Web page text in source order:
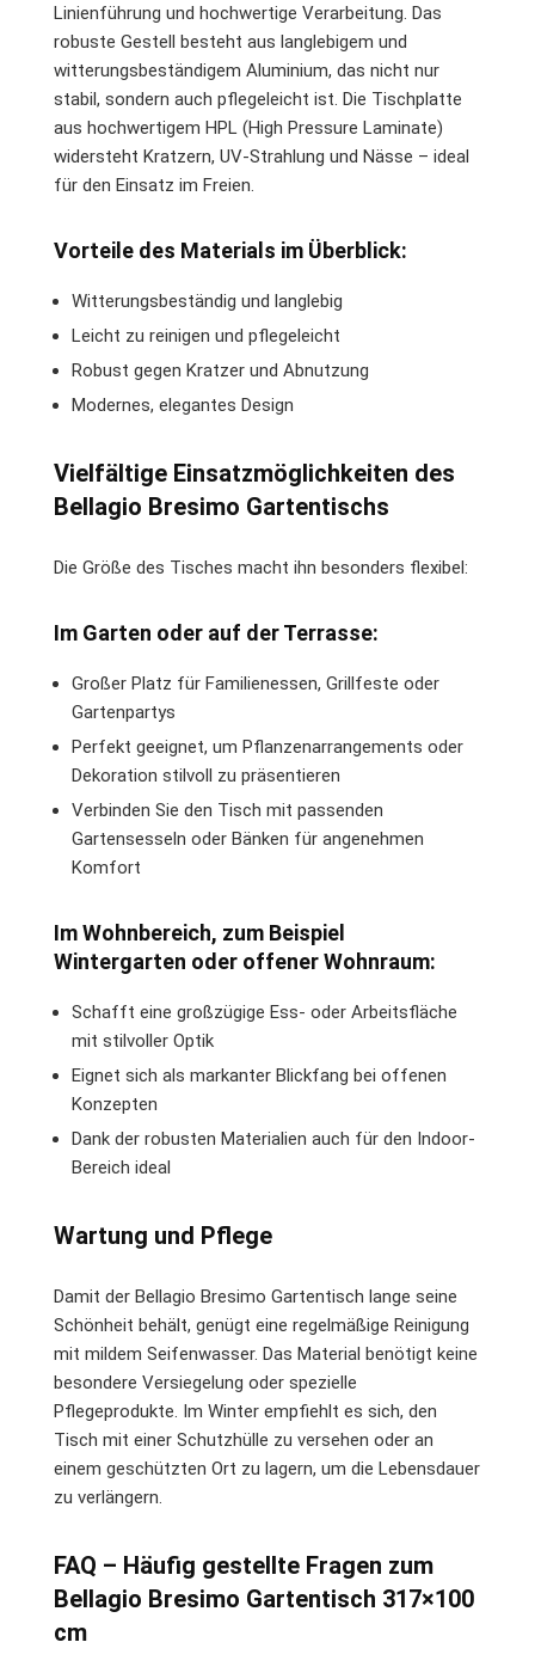
Linienführung und hochwertige Verarbeitung. Das
robuste Gestell besteht aus langlebigem und
witterungsbeständigem Aluminium, das nicht nur
stabil, sondern auch pflegeleicht ist. Die Tischplatte
aus hochwertigem HPL (High Pressure Laminate)
widersteht Kratzern, UV-Strahlung und Nässe – ideal
für den Einsatz im Freien.
Vorteile des Materials im Überblick:
Witterungsbeständig und langlebig
Leicht zu reinigen und pflegeleicht
Robust gegen Kratzer und Abnutzung
Modernes, elegantes Design
Vielfältige Einsatzmöglichkeiten des
Bellagio Bresimo Gartentischs
Die Größe des Tisches macht ihn besonders flexibel:
Im Garten oder auf der Terrasse:
Großer Platz für Familienessen, Grillfeste oder
Gartenpartys
Perfekt geeignet, um Pflanzenarrangements oder
Dekoration stilvoll zu präsentieren
Verbinden Sie den Tisch mit passenden
Gartensesseln oder Bänken für angenehmen
Komfort
Im Wohnbereich, zum Beispiel
Wintergarten oder offener Wohnraum:
Schafft eine großzügige Ess- oder Arbeitsfläche
mit stilvoller Optik
Eignet sich als markanter Blickfang bei offenen
Konzepten
Dank der robusten Materialien auch für den Indoor-
Bereich ideal
Wartung und Pflege
Damit der Bellagio Bresimo Gartentisch lange seine
Schönheit behält, genügt eine regelmäßige Reinigung
mit mildem Seifenwasser. Das Material benötigt keine
besondere Versiegelung oder spezielle
Pflegeprodukte. Im Winter empfiehlt es sich, den
Tisch mit einer Schutzhülle zu versehen oder an
einem geschützten Ort zu lagern, um die Lebensdauer
zu verlängern.
FAQ – Häufig gestellte Fragen zum
Bellagio Bresimo Gartentisch 317×100
cm